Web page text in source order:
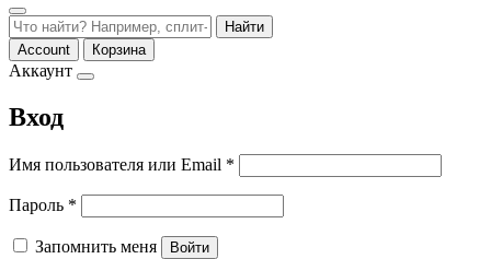
Найти
Account
Корзина
Аккаунт
Вход
Имя пользователя или Email *
Пароль *
Запомнить меня Войти